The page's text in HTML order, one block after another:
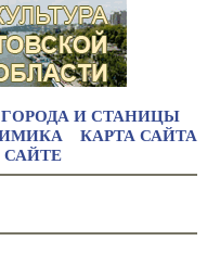
ГОРОДА И СТАНИЦЫ
КАРТА САЙТА
САЙТЕ